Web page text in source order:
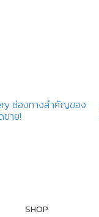
ช่องทางสำคัญของ
ขาย!
SHOP